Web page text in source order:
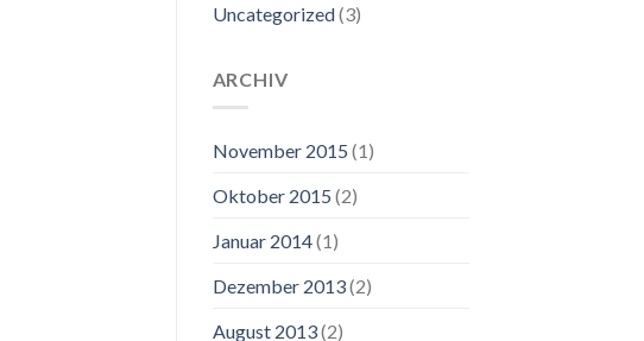
Uncategorized(3)
ARCHIV
November 2015 (1)
Oktober 2015 (2)
Januar 2014(1)
Dezember 2013(2)
August 2013(2)